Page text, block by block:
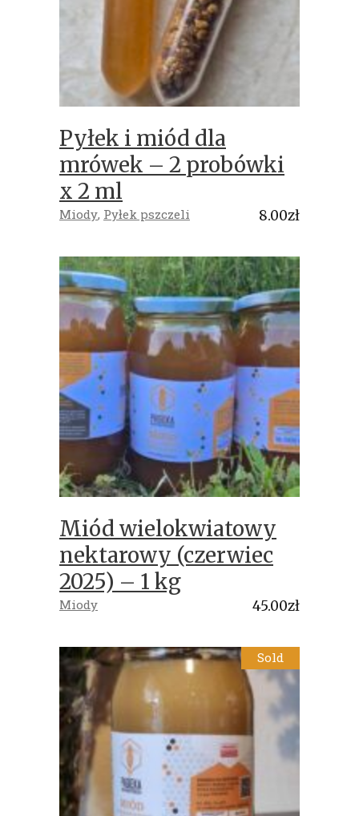
Pyłek i miód dla
mrówek – 2 probówki
x 2 ml
8.00zł
Miody, Pyłek pszczeli
Miód wielokwiatowy
nektarowy (czerwiec
2025) – 1 kg
45.00zł
Miody
Sold